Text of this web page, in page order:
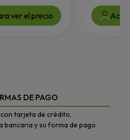
precio Accede
DE PAGO
tarjeta de crédito,
bancaria y su forma de pago